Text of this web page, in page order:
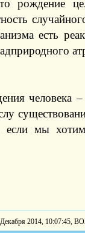
рождение
есть
человека
мы
Декабря 2014, 10:07:45,